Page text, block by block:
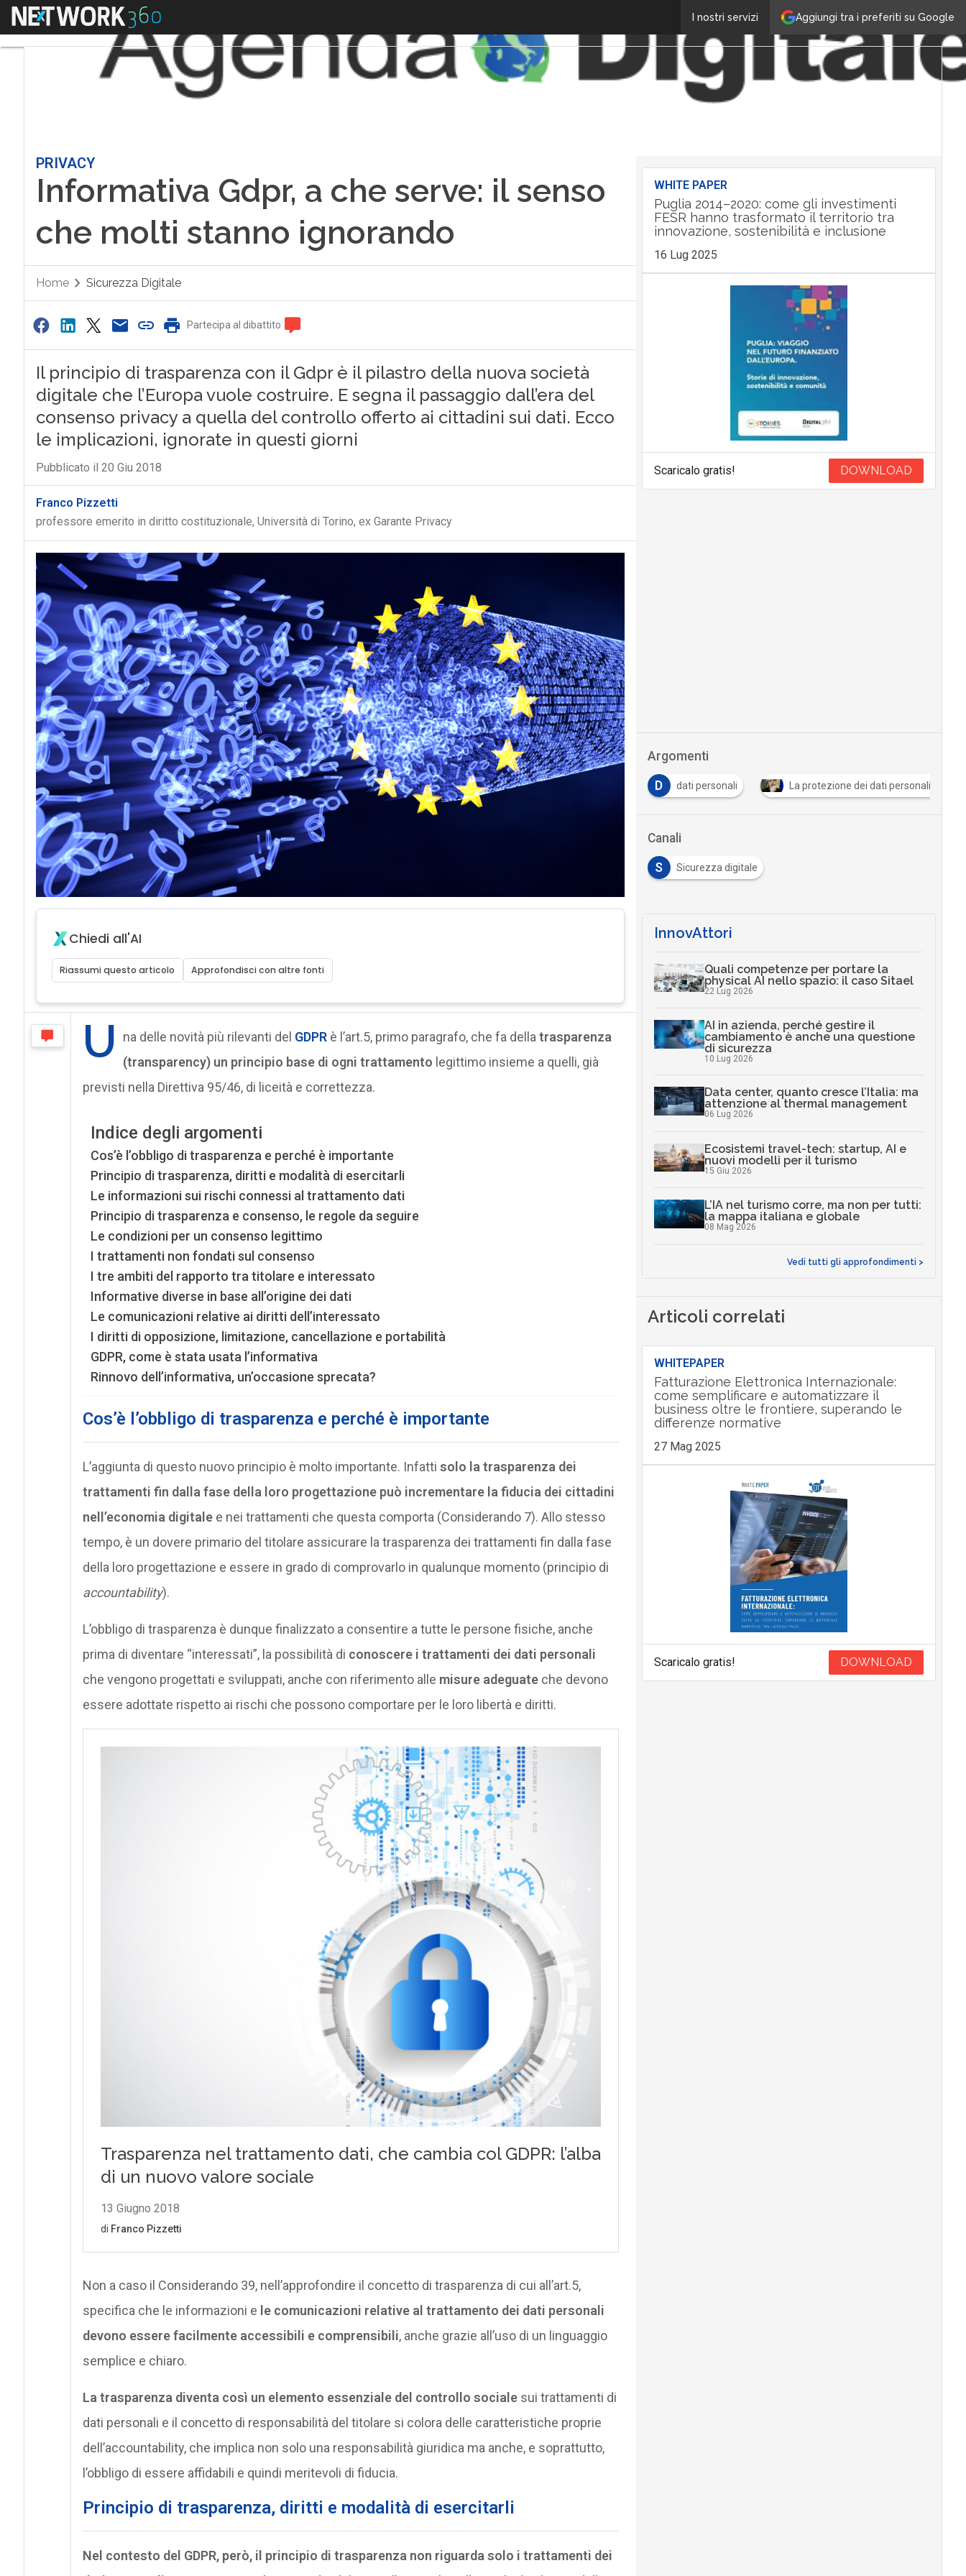
Aggiungi tra i preferiti su Google
I nostri servizi
Menu
PRIVACY
Informativa Gdpr, a che serve: il senso
che molti stanno ignorando
Home Sicurezza Digitale
Partecipa al dibattito
Il principio di trasparenza con il Gdpr è il pilastro della nuova società
digitale che l’Europa vuole costruire. E segna il passaggio dall’era del
consenso privacy a quella del controllo offerto ai cittadini sui dati. Ecco
le implicazioni, ignorate in questi giorni
Pubblicato il 20 Giu 2018
Franco Pizzetti
professore emerito in diritto costituzionale, Università di Torino, ex Garante Privacy
Chiedi all'AI
Riassumi questo articolo Approfondisci con altre fonti
U na delle novità più rilevanti del GDPRè l’art.5, primo paragrafo, che fa della trasparenza
(transparency) un principio base di ogni trattamento legittimo insieme a quelli, già
previsti nella Direttiva 95/46, di liceità e correttezza.
Indice degli argomenti
Cos’è l’obbligo di trasparenza e perché è importante
Principio di trasparenza, diritti e modalità di esercitarli
Le informazioni sui rischi connessi al trattamento dati
Principio di trasparenza e consenso, le regole da seguire
Le condizioni per un consenso legittimo
I trattamenti non fondati sul consenso
I tre ambiti del rapporto tra titolare e interessato
Informative diverse in base all’origine dei dati
Le comunicazioni relative ai diritti dell’interessato
I diritti di opposizione, limitazione, cancellazione e portabilità
GDPR, come è stata usata l’informativa
Rinnovo dell’informativa, un’occasione sprecata?
Cos’è l’obbligo di trasparenza e perché è importante
L’aggiunta di questo nuovo principio è molto importante. Infatti solo la trasparenza dei
trattamenti fin dalla fase della loro progettazione può incrementare la fiducia dei cittadini
nell’economia digitalee nei trattamenti che questa comporta (Considerando 7). Allo stesso
tempo, è un dovere primario del titolare assicurare la trasparenza dei trattamenti fin dalla fase
della loro progettazione e essere in grado di comprovarlo in qualunque momento (principio di
accountability).
L’obbligo di trasparenza è dunque finalizzato a consentire a tutte le persone fisiche, anche
prima di diventare “interessati”, la possibilità di conoscere i trattamenti dei dati personali
che vengono progettati e sviluppati, anche con riferimento alle misure adeguateche devono
essere adottate rispetto ai rischi che possono comportare per le loro libertà e diritti.
Non a caso il Considerando 39, nell’approfondire il concetto di trasparenza di cui all’art.5,
specifica che le informazioni e le comunicazioni relative al trattamento dei dati personali
devono essere facilmente accessibili e comprensibili, anche grazie all’uso di un linguaggio
semplice e chiaro.
La trasparenza diventa così un elemento essenziale del controllo socialesui trattamenti di
dati personali e il concetto di responsabilità del titolare si colora delle caratteristiche proprie
dell’accountability, che implica non solo una responsabilità giuridica ma anche, e soprattutto,
l’obbligo di essere affidabili e quindi meritevoli di fiducia.
Principio di trasparenza, diritti e modalità di esercitarli
Nel contesto del GDPR, però, il principio di trasparenza non riguarda solo i trattamenti dei
WHITE PAPER
Puglia 2014–2020: come gli investimenti
FESR hanno trasformato il territorio tra
innovazione, sostenibilità e inclusione
16 Lug 2025
Scaricalo gratis! DOWNLOAD
Argomenti
D dati personali La protezione dei dati personali in Italia
Canali
S Sicurezza digitale
InnovAttori
Quali competenze per portare la
physical AI nello spazio: il caso Sitael
22 Lug 2026
AI in azienda, perché gestire il
cambiamento è anche una questione
di sicurezza
10 Lug 2026
Data center, quanto cresce l’Italia: ma
attenzione al thermal management
06 Lug 2026
Ecosistemi travel-tech: startup, AI e
nuovi modelli per il turismo
15 Giu 2026
L’IA nel turismo corre, ma non per tutti:
la mappa italiana e globale
08 Mag 2026
Vedi tutti gli approfondimenti >
Articoli correlati
WHITEPAPER
Fatturazione Elettronica Internazionale:
come semplificare e automatizzare il
business oltre le frontiere, superando le
differenze normative
27 Mag 2025
Scaricalo gratis! DOWNLOAD